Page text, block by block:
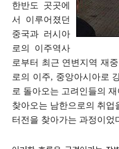
한반도 곳곳에
서 이루어졌던
중국과 러시아
로의 이주역사
로부터 최근 연변지역 재
로의 이주, 중앙아시아로
로 돌아오는 고려인들의
찾아오는 남한으로의 취업
터전을 찾아가는 과정이었